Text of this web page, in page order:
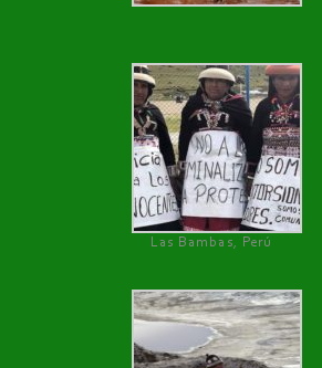
Las Bambas, Perú